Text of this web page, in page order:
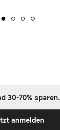
30-70% sparen.
anmelden